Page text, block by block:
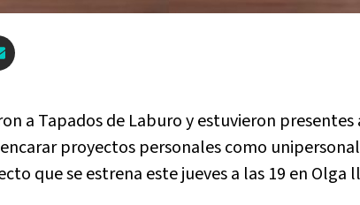
a Tapados de Laburo y estuvieron
proyectos personales como
que se estrena este jueves a las 19 en Olga